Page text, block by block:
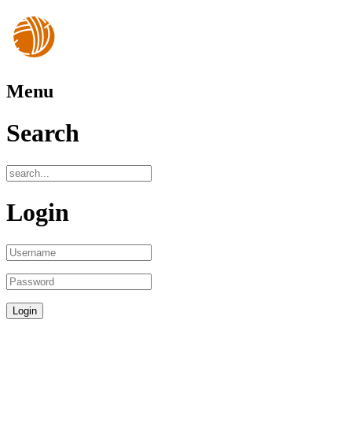
Menu
Search
Login